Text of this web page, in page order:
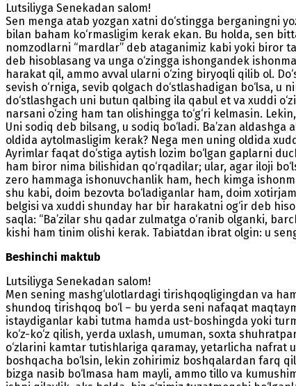
Lutsiliyga Senekadan salom!
Sen menga atab yozgan xatni do‘stingga berganingni
bilan baham ko‘rmasligim kerak ekan. Bu holda, sen
nomzodlarni “mardlar” deb ataganimiz kabi yoki biror
deb hisoblasang va unga o‘zingga ishongandek
harakat qil, ammo avval ularni o‘zing biryoqli qilib ol.
sevish o‘rniga, sevib qolgach do‘stlashadigan bo‘lsa,
do‘stlashgach uni butun qalbing ila qabul et va xuddi
narsani o‘zing ham tan olishingga to‘g‘ri kelmasin.
Uni sodiq deb bilsang, u sodiq bo‘ladi. Ba’zan
oldida aytolmasligim kerak? Nega men uning oldida
Ayrimlar faqat do‘stiga aytish lozim bo‘lgan gaplarni
ham biror nima bilishidan qo‘rqadilar; ular, agar iloji
zero hammaga ishonuvchanlik ham, hech kimga
shu kabi, doim bezovta bo‘ladiganlar ham, doim
belgisi va xuddi shunday har bir harakatni og‘ir deb
saqla: “Ba’zilar shu qadar zulmatga o‘ranib olganki,
kishi ham tinim olishi kerak. Tabiatdan ibrat olgin: u
Beshinchi maktub
Lutsiliyga Senekadan salom!
Men sening mashg‘ulotlardagi tirishqoqligingdan va
shundoq tirishqoq bo‘l – bu yerda seni nafaqat
istaydiganlar kabi tutma hamda ust-boshingda yoki
ko‘z-ko‘z qilish, yerda uxlash, umuman, soxta
o‘zlarini kamtar tutishlariga qaramay, yetarlicha nafrat
boshqacha bo‘lsin, lekin zohirimiz boshqalardan farq
bizga nasib bo‘lmasa ham mayli, ammo tillo va